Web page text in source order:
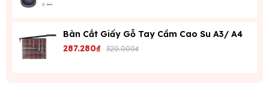
Bàn Cắt Giấy Gỗ Tay Cầm Cao Su A3/ A4
287.280₫ 320.000₫